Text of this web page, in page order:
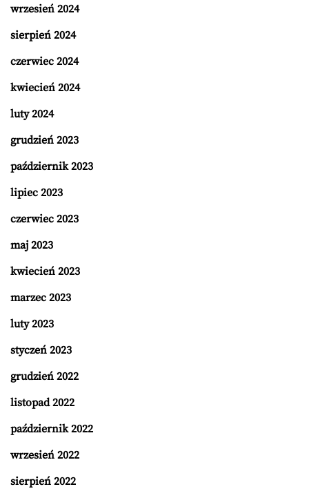
wrzesień 2024
sierpień 2024
czerwiec 2024
kwiecień 2024
luty 2024
grudzień 2023
październik 2023
lipiec 2023
czerwiec 2023
maj 2023
kwiecień 2023
marzec 2023
luty 2023
styczeń 2023
grudzień 2022
listopad 2022
październik 2022
wrzesień 2022
sierpień 2022